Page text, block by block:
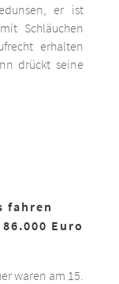
er ist
Schläuchen
erhalten
drückt seine
fahren
Euro
waren am 15.